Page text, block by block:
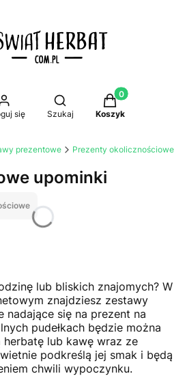
się
Otwórz wyszukiwarkę
Szukaj
Produkty w
Koszyk
prezentowe Prezenty okolicznościowe
upominki
lub bliskich znajomych? W
znajdziesz zestawy
nadające się na prezent na
pudełkach będzie można
lub kawę wraz ze
podkreślą jej smak i będą
chwili wypoczynku.